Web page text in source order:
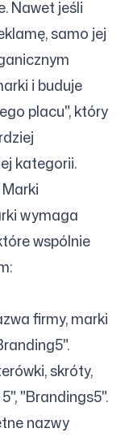
Nawet jeśli
samo jej
i buduje
placu", który
kategorii.
wymaga
wspólnie
firmy, marki
skróty,
"Brandings5".
nazwy